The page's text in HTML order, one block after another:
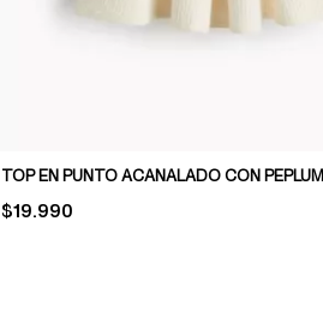
TOP EN PUNTO ACANALADO CON PEPLUM
PRICE:
$19.990